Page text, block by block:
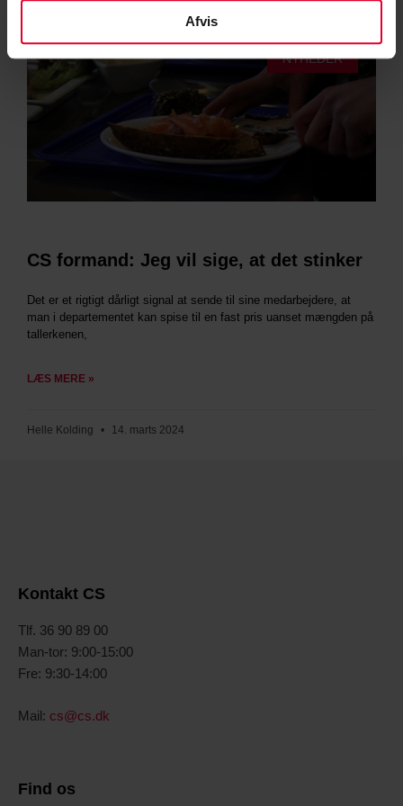
Afvis
NYHEDER
CS formand: Jeg vil sige, at det stinker
Det er et rigtigt dårligt signal at sende til sine medarbejdere, at
man i departementet kan spise til en fast pris uanset mængden på
tallerkenen,
LÆS MERE »
Helle Kolding 14. marts 2024
Kontakt CS
Tlf. 36 90 89 00
Man-tor: 9:00-15:00
Fre: 9:30-14:00
Mail: cs@cs.dk
Find os